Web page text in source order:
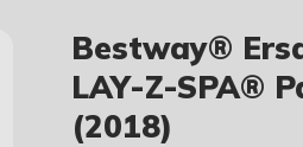
Bestway®
LAY-Z-SPA®
(2018)